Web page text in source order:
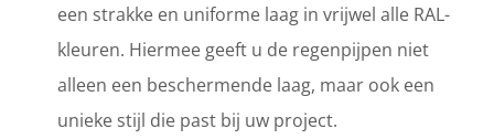
een strakke en uniforme laag in vrijwel alle RAL-
kleuren. Hiermee geeft u de regenpijpen niet
alleen een beschermende laag, maar ook een
unieke stijl die past bij uw project.